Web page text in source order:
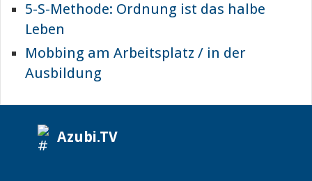
5-S-Methode: Ordnung ist das halbe
Leben
Mobbing am Arbeitsplatz / in der
Ausbildung
Azubi.TV